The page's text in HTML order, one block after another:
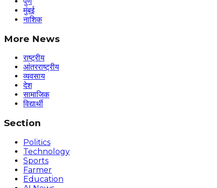
मुंबई
नाशिक
More News
राष्ट्रीय
आंतरराष्ट्रीय
व्यवसाय
देश
सामाजिक
विद्यार्थी
Section
Politics
Technology
Sports
Farmer
Education